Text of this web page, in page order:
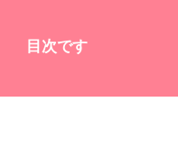
目次です